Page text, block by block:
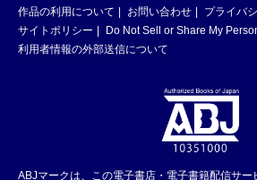
作品の利用について
お問い合わせ
プライバ
サイトポリシー
Do Not Sell or Share My
利用者情報の外部送信について
ABJマークは、この電子書店・電子書籍配信サー